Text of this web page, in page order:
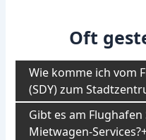
Oft
Wie komme ich vom
(SDY) zum
Gibt es am Flughafen
Mietwagen-Services?